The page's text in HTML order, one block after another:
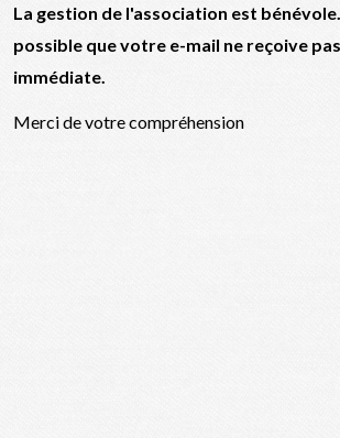
La gestion de l'association est
possible que votre e-mail ne reçoive
immédiate.
Merci de votre compréhension